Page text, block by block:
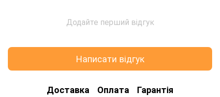
Додайте перший відгук
Написати відгук
Доставка Оплата Гарантія